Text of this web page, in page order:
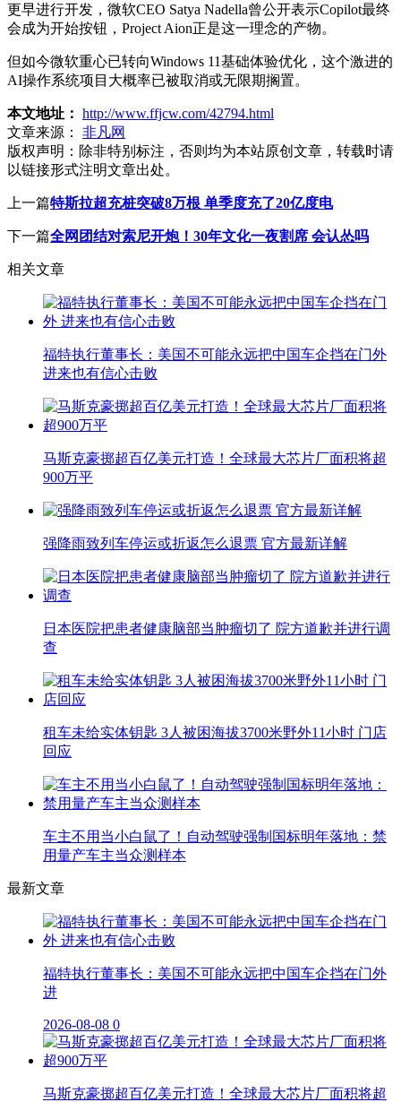
更早进行开发，微软CEO Satya Nadella曾公开表示Copilot最终
会成为开始按钮，Project Aion正是这一理念的产物。
但如今微软重心已转向Windows 11基础体验优化，这个激进的
AI操作系统项目大概率已被取消或无限期搁置。
本文地址： http://www.ffjcw.com/42794.html
文章来源：
非凡网
版权声明： 除非特别标注，否则均为本站原创文章，转载时请
以链接形式注明文章出处。
上一篇特斯拉超充桩突破8万根 单季度充了20亿度电
下一篇全网团结对索尼开炮！30年文化一夜割席 会认怂吗
相关文章
福特执行董事长：美国不可能永远把中国车企挡在门外
进来也有信心击败
马斯克豪掷超百亿美元打造！全球最大芯片厂面积将超
900万平
强降雨致列车停运或折返怎么退票 官方最新详解
日本医院把患者健康脑部当肿瘤切了 院方道歉并进行调
查
租车未给实体钥匙 3人被困海拔3700米野外11小时 门店
回应
车主不用当小白鼠了！自动驾驶强制国标明年落地：禁
用量产车主当众测样本
最新文章
福特执行董事长：美国不可能永远把中国车企挡在门外
进
2026-08-08 0
马斯克豪掷超百亿美元打造！全球最大芯片厂面积将超